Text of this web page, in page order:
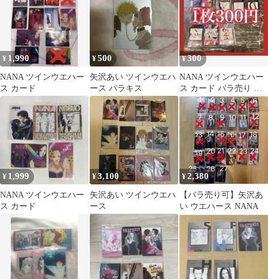
¥ 1,990
NANA ツインウエハー
ス カード
¥500
矢沢あい ツインウエハ
ース パラキス
¥300
NANA ツインウエハー
ス カード バラ売り 未
開封
¥ 1,999
NANA ツインウエハー
ス カード
¥3,100
矢沢あい ツインウエハ
ース
¥2,380
【バラ売り可】矢沢あ
い ウエハース NANA